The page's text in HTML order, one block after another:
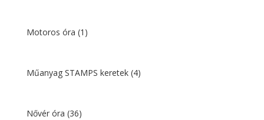
Motoros óra (1)
Műanyag STAMPS keretek (4)
Nővér óra (36)